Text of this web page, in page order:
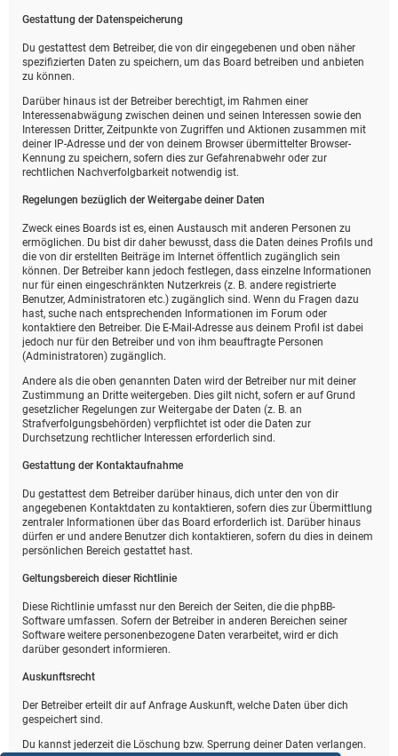
Gestattung der Datenspeicherung
Du gestattest dem Betreiber, die von dir eingegebenen und oben näher
spezifizierten Daten zu speichern, um das Board betreiben und anbieten
zu können.
Darüber hinaus ist der Betreiber berechtigt, im Rahmen einer
Interessenabwägung zwischen deinen und seinen Interessen sowie den
Interessen Dritter, Zeitpunkte von Zugriffen und Aktionen zusammen mit
deiner IP-Adresse und der von deinem Browser übermittelter Browser-
Kennung zu speichern, sofern dies zur Gefahrenabwehr oder zur
rechtlichen Nachverfolgbarkeit notwendig ist.
Regelungen bezüglich der Weitergabe deiner Daten
Zweck eines Boards ist es, einen Austausch mit anderen Personen zu
ermöglichen. Du bist dir daher bewusst, dass die Daten deines Profils und
die von dir erstellten Beiträge im Internet öffentlich zugänglich sein
können. Der Betreiber kann jedoch festlegen, dass einzelne Informationen
nur für einen eingeschränkten Nutzerkreis (z. B. andere registrierte
Benutzer, Administratoren etc.) zugänglich sind. Wenn du Fragen dazu
hast, suche nach entsprechenden Informationen im Forum oder
kontaktiere den Betreiber. Die E-Mail-Adresse aus deinem Profil ist dabei
jedoch nur für den Betreiber und von ihm beauftragte Personen
(Administratoren) zugänglich.
Andere als die oben genannten Daten wird der Betreiber nur mit deiner
Zustimmung an Dritte weitergeben. Dies gilt nicht, sofern er auf Grund
gesetzlicher Regelungen zur Weitergabe der Daten (z. B. an
Strafverfolgungsbehörden) verpflichtet ist oder die Daten zur
Durchsetzung rechtlicher Interessen erforderlich sind.
Gestattung der Kontaktaufnahme
Du gestattest dem Betreiber darüber hinaus, dich unter den von dir
angegebenen Kontaktdaten zu kontaktieren, sofern dies zur Übermittlung
zentraler Informationen über das Board erforderlich ist. Darüber hinaus
dürfen er und andere Benutzer dich kontaktieren, sofern du dies in deinem
persönlichen Bereich gestattet hast.
Geltungsbereich dieser Richtlinie
Diese Richtlinie umfasst nur den Bereich der Seiten, die die phpBB-
Software umfassen. Sofern der Betreiber in anderen Bereichen seiner
Software weitere personenbezogene Daten verarbeitet, wird er dich
darüber gesondert informieren.
Auskunftsrecht
Der Betreiber erteilt dir auf Anfrage Auskunft, welche Daten über dich
gespeichert sind.
Du kannst jederzeit die Löschung bzw. Sperrung deiner Daten verlangen.